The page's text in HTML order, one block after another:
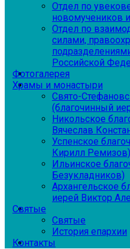
Отдел по
новомучеников
Отдел по
силами,
Российской
Фотогалерея
Храмы и монастыри
Свято-
(благочинный
Никольское
Вячеслав
Успенское
Кирилл Ремизов)
Ильинское
Безукладников)
Архангельское
иерей Виктор
Святые
Святые
История епархии
Контакты